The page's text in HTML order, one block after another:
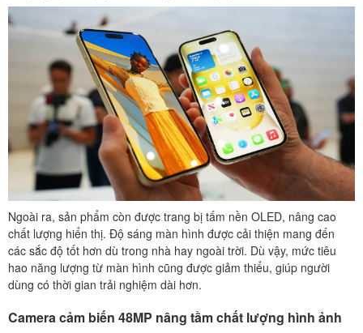
Ngoài ra, sản phẩm còn được trang bị tấm nền OLED, nâng cao
chất lượng hiển thị. Độ sáng màn hình được cải thiện mang đến
các sắc độ tốt hơn dù trong nhà hay ngoài trời. Dù vậy, mức tiêu
hao năng lượng từ màn hình cũng được giảm thiểu, giúp người
dùng có thời gian trải nghiệm dài hơn.
Camera cảm biến 48MP nâng tầm chất lượng hình ảnh